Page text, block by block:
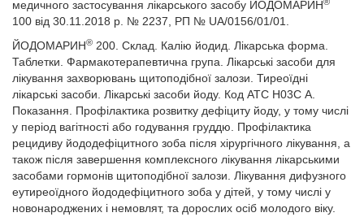
медичного застосування лікарського засобу ЙОДОМАРИН
100 від 30.11.2018 р. № 2237, РП № UA/0156/01/01.
ЙОДОМАРИН® 200. Склад. Калію йодид. Лікарська форма.
Таблетки. Фармакотерапевтична група. Лікарські засоби для
лікування захворювань щитоподібної залози. Тиреоїдні
лікарські засоби. Лікарські засоби йоду. Код АТС Н03С А.
Показання. Профілактика розвитку дефіциту йоду, у тому числі
у період вагітності або годування груддю. Профілактика
рецидиву йододефіцитного зоба після хірургічного лікування, а
також після завершення комплексного лікування лікарськими
засобами гормонів щитоподібної залози. Лікування дифузного
еутиреоїдного йододефіцитного зоба у дітей, у тому числі у
новонароджених і немовлят, та дорослих осіб молодого віку.